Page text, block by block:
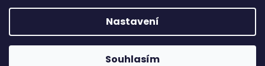
Nastavení
Souhlasím